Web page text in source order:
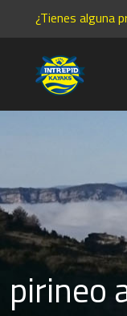
¿Tienes alguna
pirineo